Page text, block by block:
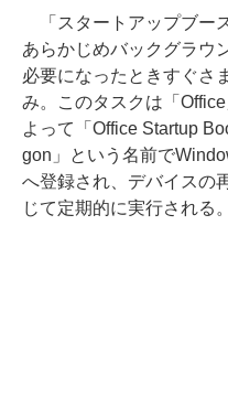
「スタートアップブー
あらかじめバックグラウ
必要になったときすぐさ
み。このタスクは「
よって「Office Startup
gon」という名前で
へ登録され、デバイスの
じて定期的に実行される。